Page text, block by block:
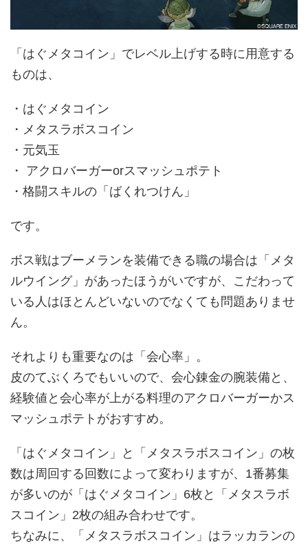
「はぐメタコイン」でレベル上げする時に用意する
ものは、
・はぐメタコイン
・メタスラボスコイン
・元気玉
・ アクロバーガーorスマッシュポテト
・格闘スキルの「ばくれつけん」
です。
ボス戦はブーメランを装備できる職の場合は「メタ
ルウイング」があったほうがいですが、こだわって
いる人はほとんどいないのでなくても問題ありませ
ん。
それよりも重要なのは「会心率」。
皮のてぶくろでもいいので、会心錬金の腕装備と、
経験値と会心率が上がる料理のアクロバーガーかス
マッシュポテトがおすすめ。
「はぐメタコイン」と「メタスラボスコイン」の枚
数は周回する回数によって変わりますが、1番募集
が多いのが「はぐメタコイン」6枚と「メタスラボ
スコイン」2枚の組み合わせです。
ちなみに、「メタスラボスコイン」はラッカランの